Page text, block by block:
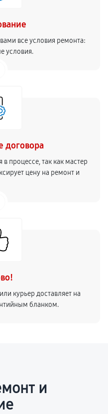
все условия ремонта:
условия.
договора
процессе, так как мастер
цену на ремонт и
курьер доставляет на
бланком.
и